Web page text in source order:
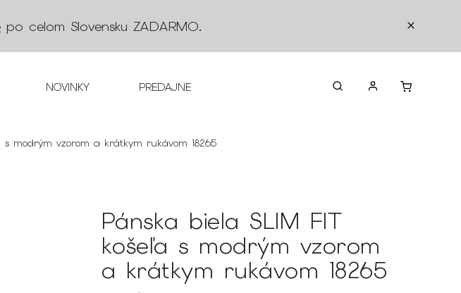
po celom Slovensku ZADARMO.
NOVINKY PREDAJNE KONTAKTY
s modrým vzorom a krátkym rukávom 18265
Pánska biela SLIM FIT
košeľa s modrým vzorom
a krátkym rukávom 18265